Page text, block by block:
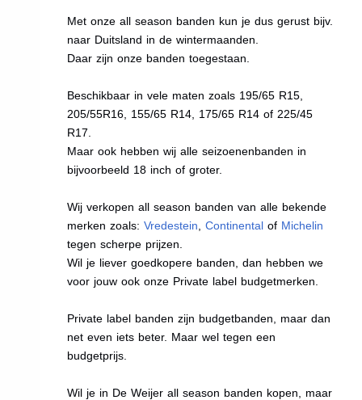
Met onze all season banden kun je dus gerust bijv.
naar Duitsland in de wintermaanden.
Daar zijn onze banden toegestaan.
Beschikbaar in vele maten zoals 195/65 R15,
205/55R16, 155/65 R14, 175/65 R14 of 225/45
R17.
Maar ook hebben wij alle seizoenenbanden in
bijvoorbeeld 18 inch of groter.
Wij verkopen all season banden van alle bekende
merken zoals:Vredestein ,Continental of Michelin
tegen scherpe prijzen.
Wil je liever goedkopere banden, dan hebben we
voor jouw ook onze Private label budgetmerken.
Private label banden zijn budgetbanden, maar dan
net even iets beter. Maar wel tegen een
budgetprijs.
Wil je in De Weijer all season banden kopen, maar